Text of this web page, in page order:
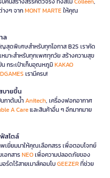
งๆ จากMONT MARTEให้คุณ
ล
ดพิเศษสำหรับทุกโอกาส B2S เราคัด
มาะสำหรับทุกเพศทุกวัย สร้างความสุข
กระเป๋าเก็บอุณหภูมิKAKAO
เรามีครบ!
บายขึ้น
นกาต้มน้ำAnitech, เครื่องฟอกอากาศ
A Careและสินค้าอื่น ๆ อีกมากมาย
สไตล์
ยี่ยมมาให้คุณเลือกสรร เพื่อตอบโจทย์
อกสารNEOเพื่อความปลอดภัยของ
ร์ดไร้สายเมาส์คอมโบGEEZERที่ช่วย